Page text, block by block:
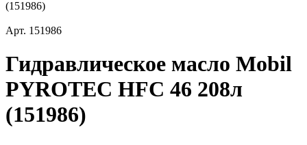
(151986)
Арт. 151986
Гидравлическое масло Mobil
PYROTEC HFC 46 208л
(151986)